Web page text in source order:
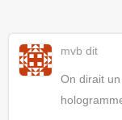
mvb dit
On dirait